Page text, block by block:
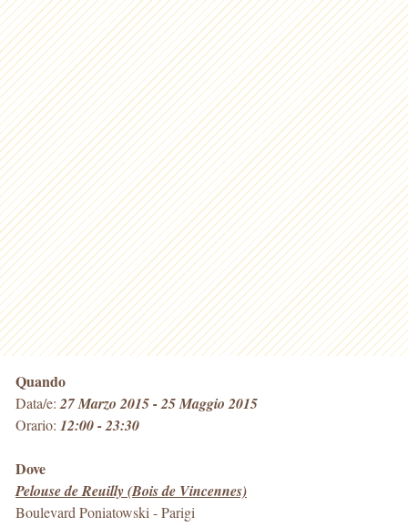
Quando
Data/e: 27 Marzo 2015 - 25 Maggio 2015
Orario: 12:00 - 23:30
Dove
Pelouse de Reuilly (Bois de Vincennes)
Boulevard Poniatowski -Parigi